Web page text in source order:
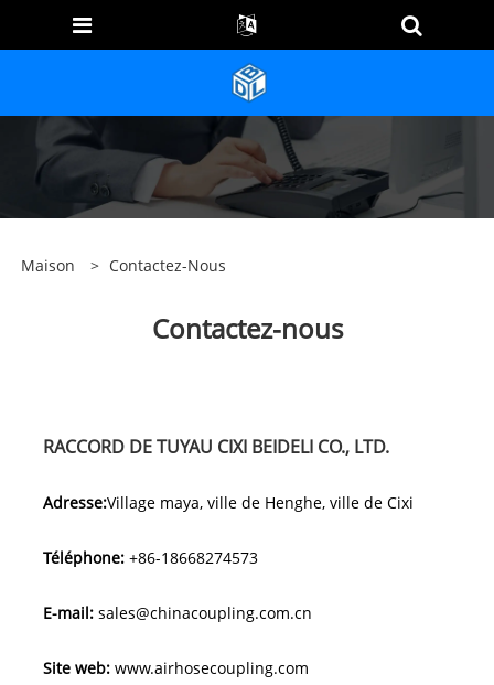
Maison > Contactez-Nous
Contactez-nous
RACCORD DE TUYAU CIXI BEIDELI CO., LTD.
Adresse:Village maya, ville de Henghe, ville de Cixi
Téléphone: +86-18668274573
E-mail: sales@chinacoupling.com.cn
Site web: www.airhosecoupling.com